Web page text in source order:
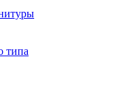
типа